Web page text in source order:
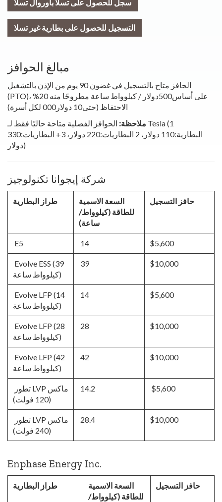
سجل للحصول على تسلا باوروال تسلا
التسجيل للحصول على بطارية غير تسلا
مبالغ الحوافز
الحافز متاح بالتسجيل في غضون 90 يوم من الإذن بالتشغيل
(PTO)، على أساس500دولار / كيلوواط ساعة مطروحًا منه 20%
الاحتفاظ (حتى10 دولار000 لكل أسرة)
ملاحظة: الحوافز الفصلية متاحة حاليًا فقط لـ Tesla (1
البطارية:110 دولار، 2 البطاريات:220 دولار، 3+ البطاريات:330
دولار)
شركة إيجوانا تكنولوجيز
طراز البطارية
السعة الاسمية
للطاقة (كيلوواط/
ساعة)
حافز التسجيل
E5 14 $5,600
Evolve ESS (39
كيلوواط ساعة)
39 $10,000
Evolve LFP (14
كيلوواط ساعة)
14 $5,600
Evolve LFP (28
كيلوواط ساعة)
28 $10,000
Evolve LFP (42
كيلوواط ساعة)
42 $10,000
(120 فولت)
14.2 $5,600
(240 فولت)
28.4 $10,000
Enphase Energy Inc.
طراز البطارية
السعة الاسمية
للطاقة (كيلوواط/
حافز التسجيل